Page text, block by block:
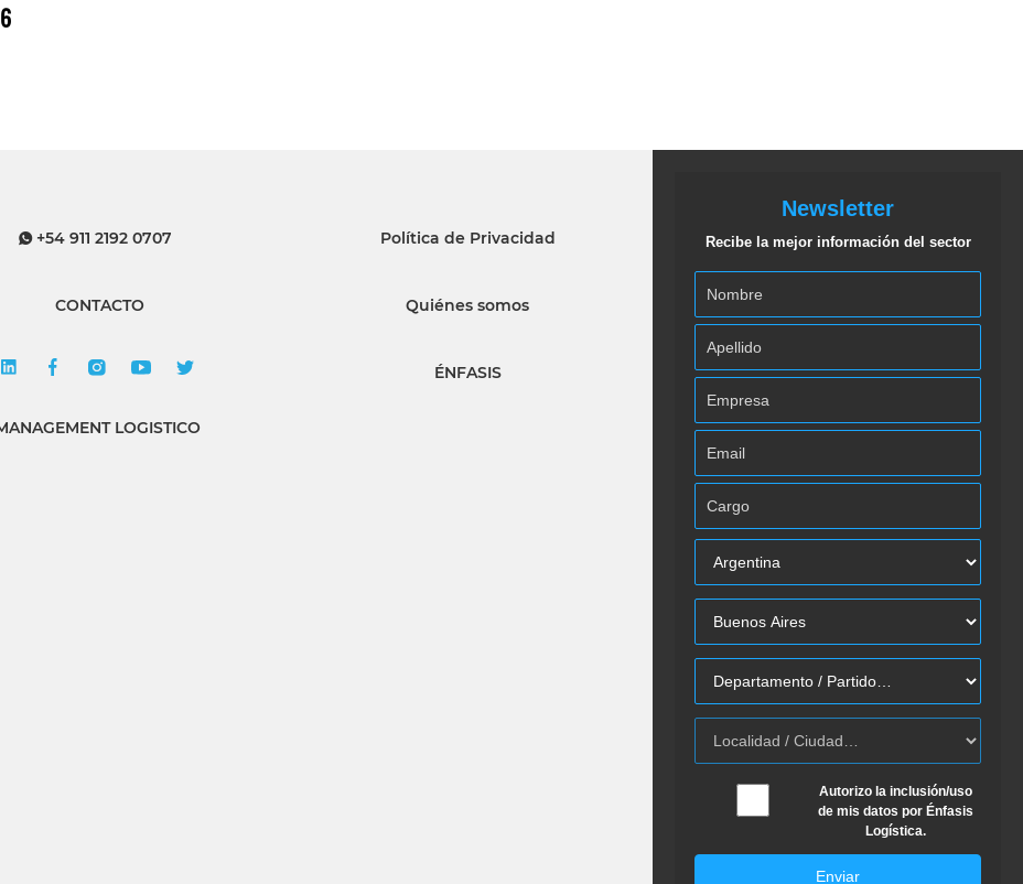
+54 911 2192 0707
CONTACTO
LOGISTICO
Política de Privacidad
Quiénes somos
ÉNFASIS
Newsletter
Recibe la mejor información del sector
Autorizo la inclusión/uso
de mis datos por Énfasis
Logística.
Enviar